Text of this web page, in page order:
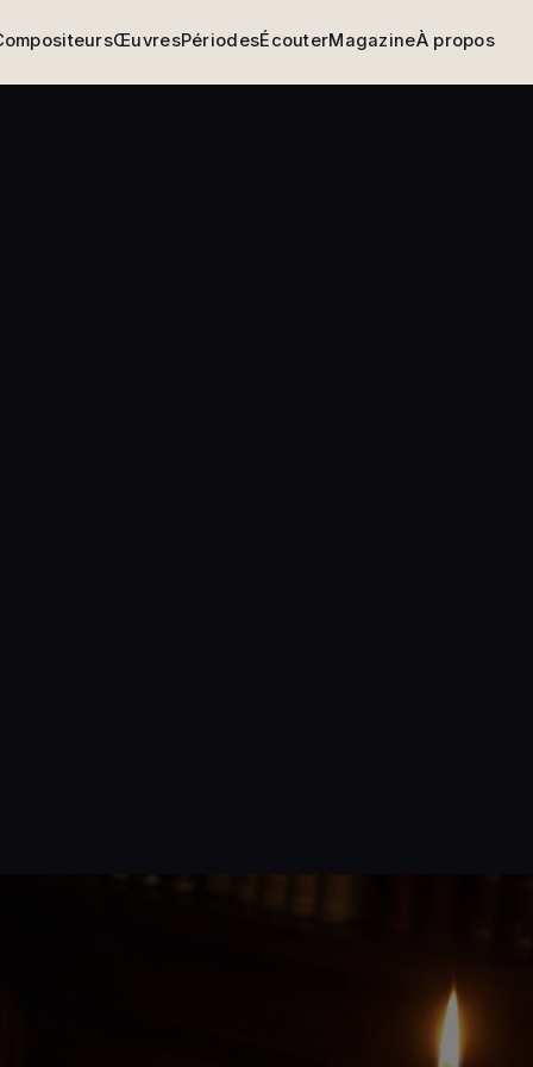
ŒuvresPériodesÉcouterMagazineÀ propos